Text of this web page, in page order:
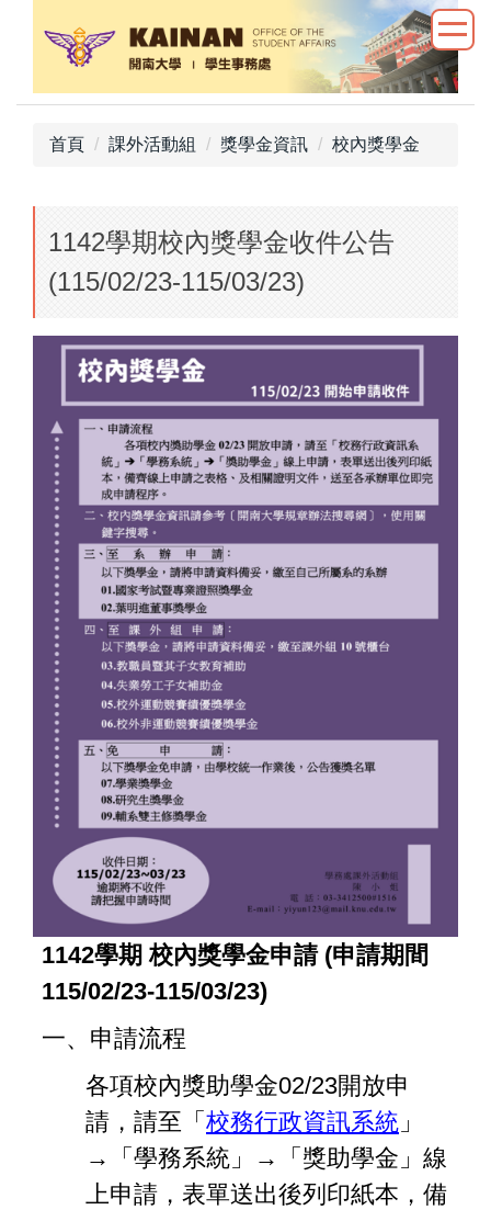
首頁 課外活動組 獎學金資訊 校內獎學金
1142學期校內獎學金收件公告
(115/02/23-115/03/23)
1142學期 校內獎學金申請 (申請期間
115/02/23-115/03/23)
一、申請流程
各項校內獎助學金02/23開放申
請，請至「 校務行政資訊系統 」
→「學務系統」→「獎助學金」線
上申請，表單送出後列印紙本，備